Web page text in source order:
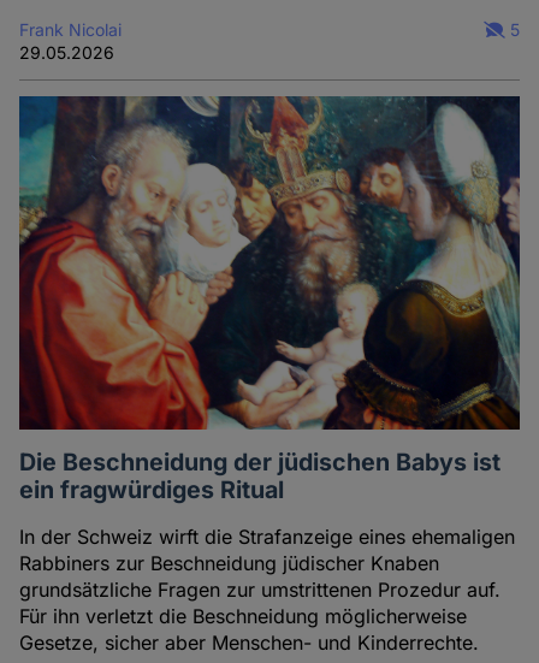
Frank Nicolai
29.05.2026
5
Die Beschneidung der jüdischen Babys ist
ein fragwürdiges Ritual
In der Schweiz wirft die Strafanzeige eines ehemaligen
Rabbiners zur Beschneidung jüdischer Knaben
grundsätzliche Fragen zur umstrittenen Prozedur auf.
Für ihn verletzt die Beschneidung möglicherweise
Gesetze, sicher aber Menschen- und Kinderrechte.